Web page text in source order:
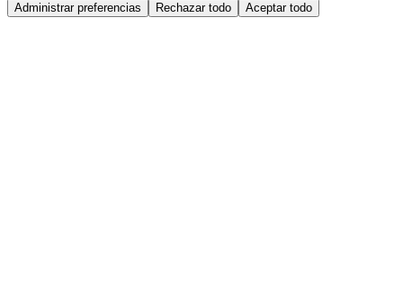
Administrar preferencias Rechazar todo Aceptar todo